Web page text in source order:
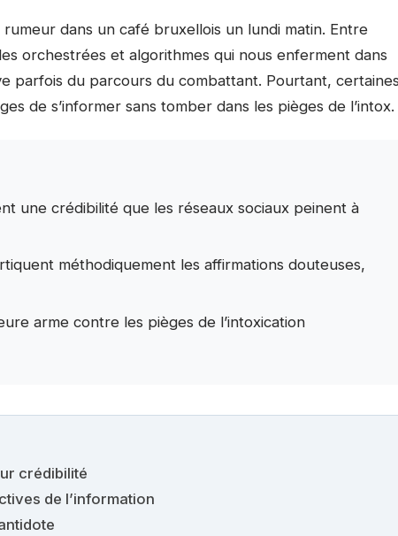
dans un café bruxellois un lundi matin. Entre
orchestrées et algorithmes qui nous enferment dans
parfois du parcours du combattant. Pourtant,
de s’informer sans tomber dans les pièges de l’intox.
une crédibilité que les réseaux sociaux peinent à
méthodiquement les affirmations douteuses,
arme contre les pièges de l’intoxication
crédibilité
de l’information